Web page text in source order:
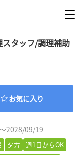
スタッフ/調理補助
お気に入り
2028/09/19
夕方
週1日からOK